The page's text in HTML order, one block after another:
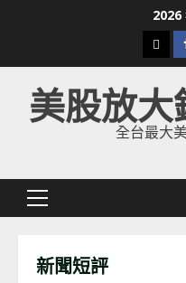
2026
下
載
美
股
美股放大
全台最大
Primary
新聞短評